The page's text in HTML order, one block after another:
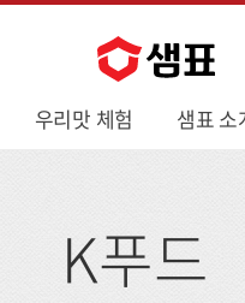
우리맛 체험 샘표 소